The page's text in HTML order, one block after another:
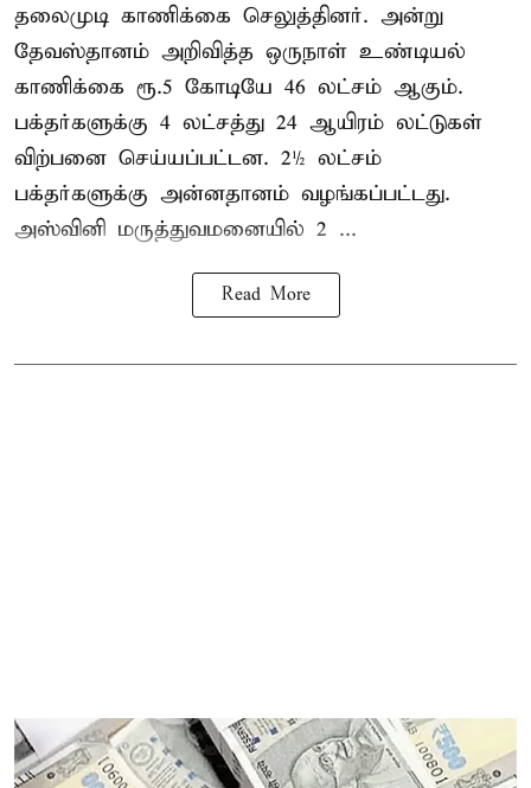
தலைமுடி காணிக்கை செலுத்தினர். அன்று
தேவஸ்தானம் அறிவித்த ஒருநாள் உண்டியல்
காணிக்கை ரூ.5 கோடியே 46 லட்சம் ஆகும்.
பக்தர்களுக்கு 4 லட்சத்து 24 ஆயிரம் லட்டுகள்
விற்பனை செய்யப்பட்டன. 2½ லட்சம்
பக்தர்களுக்கு அன்னதானம் வழங்கப்பட்டது.
அஸ்வினி மருத்துவமனையில் 2 ...
Read More